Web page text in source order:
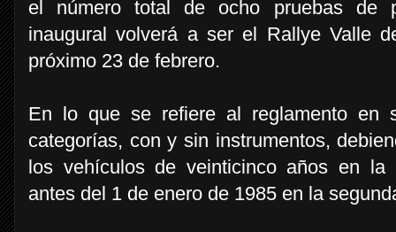
el número total de ocho pruebas de
inaugural volverá a ser el Rallye Valle
próximo 23 de febrero.
En lo que se refiere al reglamento en
categorías, con y sin instrumentos,
los vehículos de veinticinco años en la
antes del 1 de enero de 1985 en la